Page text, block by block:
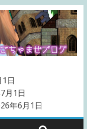
日
月1日
年6月1日